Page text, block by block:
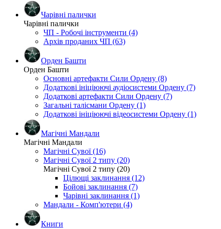
Чарівні палички
Чарівні палички
ЧП - Робочі інструменти (4)
Архів проданих ЧП (63)
Орден Башти
Орден Башти
Основні артефакти Сили Ордену (8)
Додаткові ініціюючі аудіосистеми Ордену (7)
Додаткові артефакти Сили Ордену (7)
Загальні талісмани Ордену (1)
Додаткові ініціюючі відеосистеми Ордену (1)
Магічні Мандали
Магічні Мандали
Магічні Сувої (16)
Магічні Сувої 2 типу (20)
Магічні Сувої 2 типу (20)
Цілющі заклинання (12)
Бойові заклинання (7)
Чарівні заклинання (1)
Мандали - Комп'ютери (4)
Книги